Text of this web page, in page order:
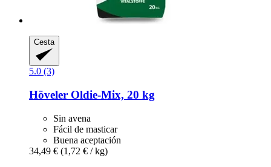
Cesta
5.0 (3)
Höveler Oldie-​Mix, 20 kg
Sin avena
Fácil de masticar
Buena aceptación
34,49 € (1,72 € / kg)